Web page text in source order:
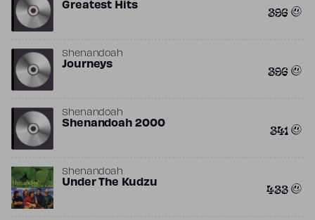
Greatest Hits 396
Shenandoah
Journeys 396
Shenandoah
Shenandoah 2000 341
Shenandoah
Under The Kudzu 433